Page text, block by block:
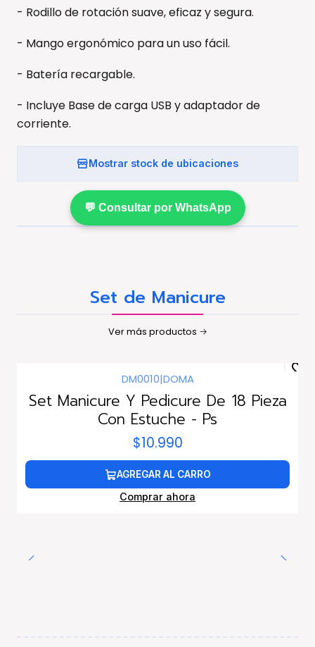
- Rodillo de rotación suave, eficaz y segura.
- Mango ergonómico para un uso fácil.
- Batería recargable.
- Incluye Base de carga USB y adaptador de
corriente.
Mostrar stock de ubicaciones
💬 Consultar por WhatsApp
Set de Manicure
Ver más productos
DM0010|DOMA
Set Manicure Y Pedicure De 18 Pieza
Con Estuche - Ps
$10.990
AGREGAR AL CARRO
Comprar ahora